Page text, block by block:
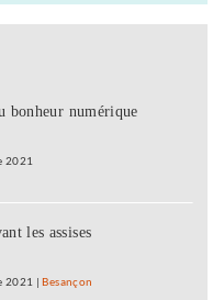
bonheur numérique
2021
les assises
2021 |Besançon